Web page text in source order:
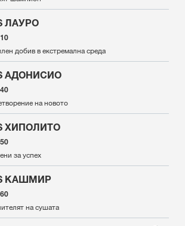
ЛАУРО
добив в екстремална среда
АДОНИСИО
на новото
ХИПОЛИТО
за успех
КАШМИР
на сушата